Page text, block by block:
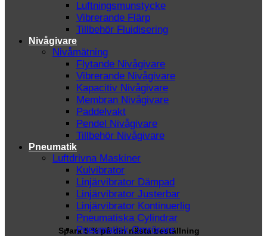
Spara 5 % på din nästa beställning
Luftningsmunstycke
Vibrerande Flärp
Tillbehör Fluidisering
Nivågivare
Nivåmätning
Flytande Nivågivare
Vibrerande Nivågivare
Kapacitiv Nivågivare
Membran Nivågivare
Paddelvakt
Pendel Nivågivare
Tillbehör Nivågivare
Pneumatik
Luftdrivna Maskiner
Kulvibrator
Linjärvibrator Dämpad
Linjärvibrator Justerbar
Linjärvibrator Kontinuerlig
Pneumatiska Cylindrar
Pneumatisk Omrörare